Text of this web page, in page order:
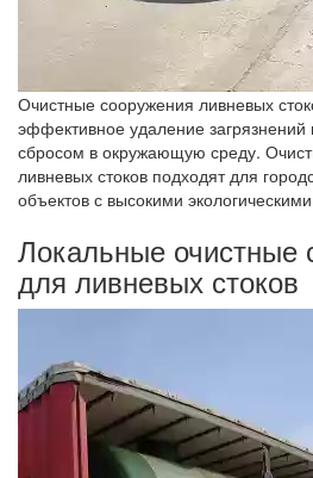
Очистные сооружения ливневых
эффективное удаление
сбросом в окружающую среду.
ливневых стоков подходят для
объектов с высокими
Локальные очистные
для ливневых стоков